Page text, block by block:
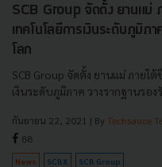
SCB Group จัดตั้ง ยานแม่
เทคโนโลยีการเงินระดับภูมิภ
โลก
SCB Group จัดตั้ง ยานแม่ ภายใ
เงินระดับภูมิภาค วางรากฐานรอง
กันยายน 22, 2021 | By Techsauce
88
News SCBX SCB Group